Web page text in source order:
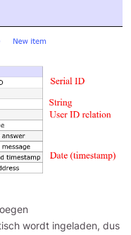
wordt ingeladen, dus